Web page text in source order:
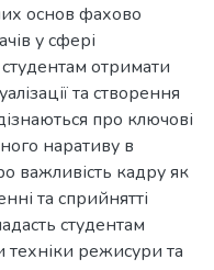
основ фахово
у сфері
отримати
та створення
про ключові
наративу в
важливість кадру як
та сприйнятті
студентам
техніки режисури та